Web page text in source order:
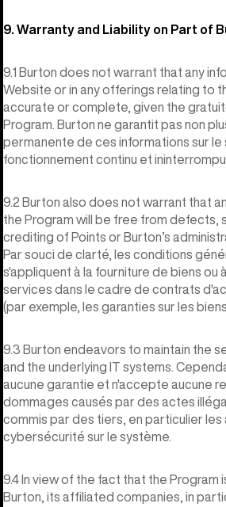
9. Warranty and Liability on Part of
9.1 Burton does not warrant that any
Website or in any offerings relating to
accurate or complete, given the
Program. Burton ne garantit pas non
permanente de ces informations sur le
fonctionnement continu et
9.2 Burton also does not warrant that
the Program will be free from defects,
crediting of Points or Burton’s
Par souci de clarté, les conditions
s'appliquent à la fourniture de biens ou
services dans le cadre de contrats
(par exemple, les garanties sur les
9.3 Burton endeavors to maintain the
and the underlying IT systems.
aucune garantie et n'accepte aucune
dommages causés par des actes
commis par des tiers, en particulier
cybersécurité sur le système.
9.4 In view of the fact that the Program
Burton, its affiliated companies, in